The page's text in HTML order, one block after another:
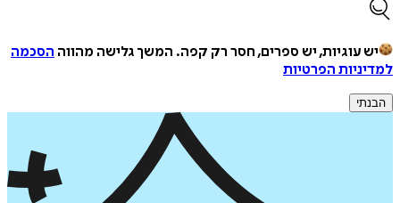
יש עוגיות, יש ספרים, חסר רק קפה. המשך גלישה מהווה הסכמה
למדיניות הפרטיות
הבנתי